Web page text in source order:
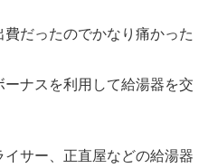
だったのでかなり痛かった
ナスを利用して給湯器を交
サー、正直屋などの給湯器